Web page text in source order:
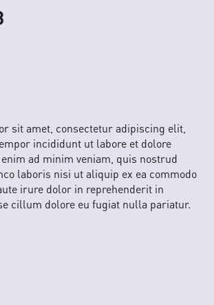
sit amet, consectetur adipiscing elit,
incididunt ut labore et dolore
ad minim veniam, quis nostrud
laboris nisi ut aliquip ex ea commodo
irure dolor in reprehenderit in
cillum dolore eu fugiat nulla pariatur.